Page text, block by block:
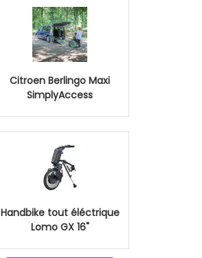
Citroen Berlingo Maxi
SimplyAccess
Handbike tout éléctrique
Lomo GX 16"